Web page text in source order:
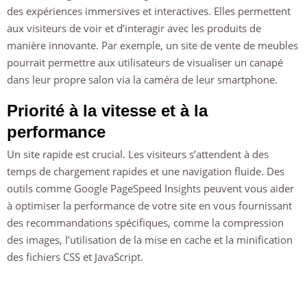
des expériences immersives et interactives. Elles permettent
aux visiteurs de voir et d’interagir avec les produits de
manière innovante. Par exemple, un site de vente de meubles
pourrait permettre aux utilisateurs de visualiser un canapé
dans leur propre salon via la caméra de leur smartphone.
Priorité à la vitesse et à la
performance
Un site rapide est crucial. Les visiteurs s’attendent à des
temps de chargement rapides et une navigation fluide. Des
outils comme Google PageSpeed Insights peuvent vous aider
à optimiser la performance de votre site en vous fournissant
des recommandations spécifiques, comme la compression
des images, l’utilisation de la mise en cache et la minification
des fichiers CSS et JavaScript.